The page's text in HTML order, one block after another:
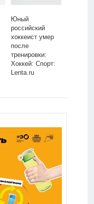
Юный
российский
хоккеист умер
после
тренировки:
Хоккей: Спорт:
Lenta.ru